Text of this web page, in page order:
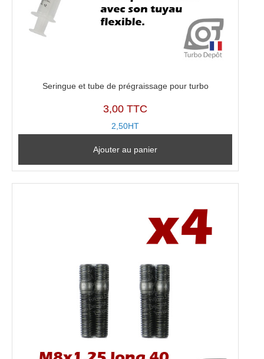
Seringue et tube de prégraissage pour turbo
3,00 TTC
2,50HT
Ajouter au panier